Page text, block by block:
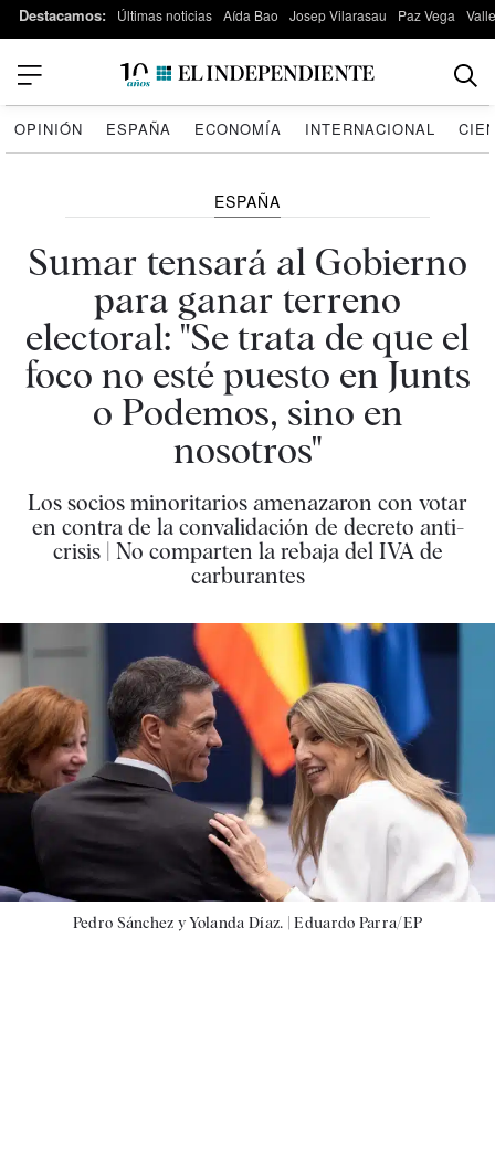
Destacamos: Últimas noticias Aída Bao Josep Vilarasau Paz Vega
OPINIÓN ESPAÑA ECONOMÍA INTERNACIONAL
ESPAÑA
Sumar tensará al Gobierno
para ganar terreno
electoral: "Se trata de que el
foco no esté puesto en Junts
o Podemos, sino en
nosotros"
Los socios minoritarios amenazaron con votar
en contra de la convalidación de decreto anti-
crisis | No comparten la rebaja del IVA de
carburantes
Pedro Sánchez y Yolanda Díaz. |Eduardo Parra/EP